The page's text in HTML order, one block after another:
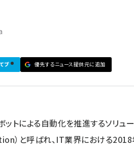
ブ 優先するニュース提供元に追加
ットによる自動化を推進するソリュ
）と呼ばれ、IT業界における2018